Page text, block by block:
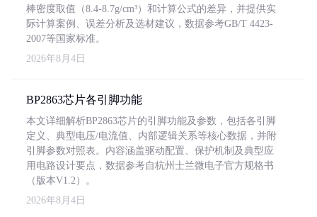
棒密度取值（8.4-8.7g/cm³）和计算公式的差异，并提供实
际计算案例、误差分析及选材建议，数据参考GB/T 4423-
2007等国家标准。
2026年8月4日
BP2863芯片各引脚功能
本文详细解析BP2863芯片的引脚功能及参数，包括各引脚
定义、典型电压/电流值、内部逻辑关系等核心数据，并附
引脚参数对照表。内容涵盖驱动配置、保护机制及典型应
用电路设计要点，数据参考自杭州士兰微电子官方规格书
（版本V1.2）。
2026年8月4日